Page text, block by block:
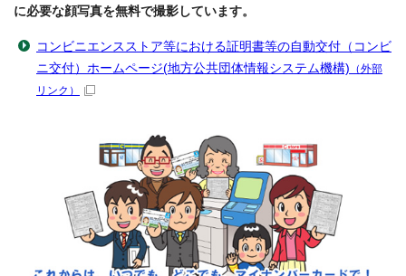
に必要な顔写真を無料で撮影しています。
コンビニエンスストア等における証明書等の自動交付（コンビ
ニ交付）ホームページ(地方公共団体情報システム機構) （外部
リンク）